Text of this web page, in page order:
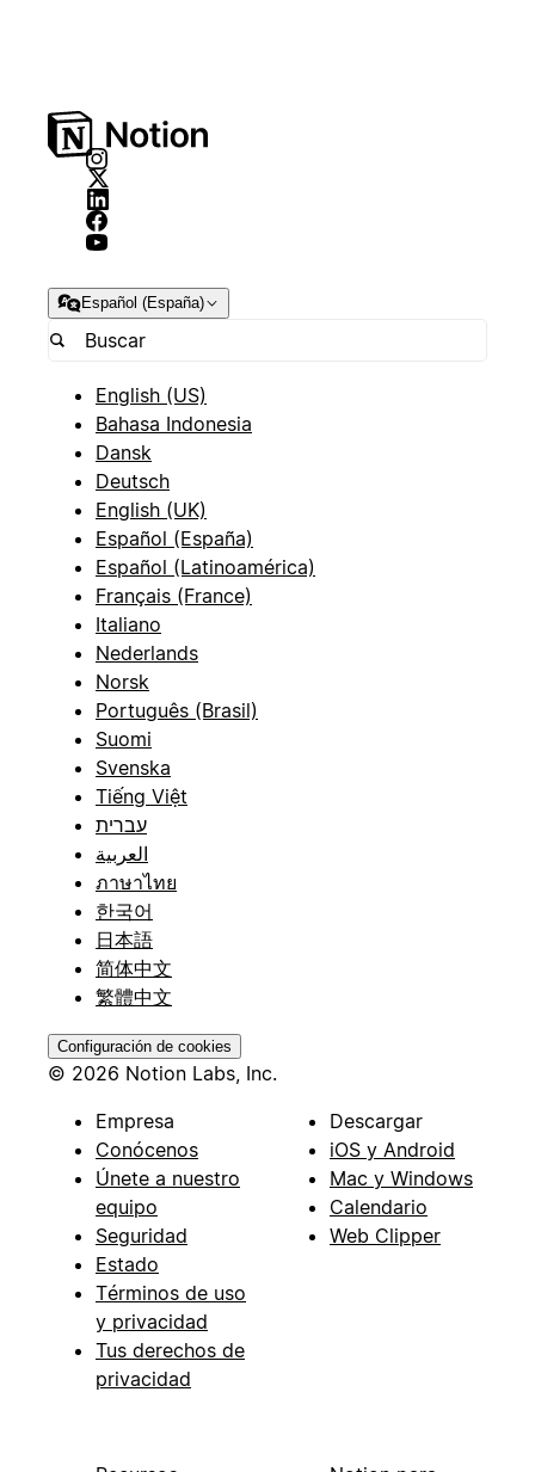
Español (España)
English (US)
Bahasa Indonesia
Dansk
Deutsch
English (UK)
Español (España)
Español (Latinoamérica)
Français (France)
Italiano
Nederlands
Norsk
Português (Brasil)
Suomi
Svenska
Tiếng Việt
עברית
العربية
ภาษาไทย
한국어
日本語
简体中文
繁體中文
Configuración de cookies
© 2026 Notion Labs, Inc.
Empresa
Conócenos
Únete a nuestro
equipo
Seguridad
Estado
Términos de uso
y privacidad
Tus derechos de
privacidad
Descargar
iOS y Android
Mac y Windows
Calendario
Web Clipper